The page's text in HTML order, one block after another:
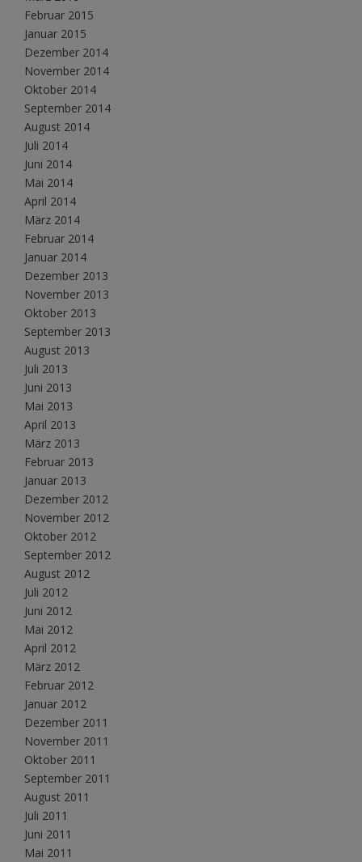
Februar 2015
Januar 2015
Dezember 2014
November 2014
Oktober 2014
September 2014
August 2014
Juli 2014
Juni 2014
Mai 2014
April 2014
März 2014
Februar 2014
Januar 2014
Dezember 2013
November 2013
Oktober 2013
September 2013
August 2013
Juli 2013
Juni 2013
Mai 2013
April 2013
März 2013
Februar 2013
Januar 2013
Dezember 2012
November 2012
Oktober 2012
September 2012
August 2012
Juli 2012
Juni 2012
Mai 2012
April 2012
März 2012
Februar 2012
Januar 2012
Dezember 2011
November 2011
Oktober 2011
September 2011
August 2011
Juli 2011
Juni 2011
Mai 2011